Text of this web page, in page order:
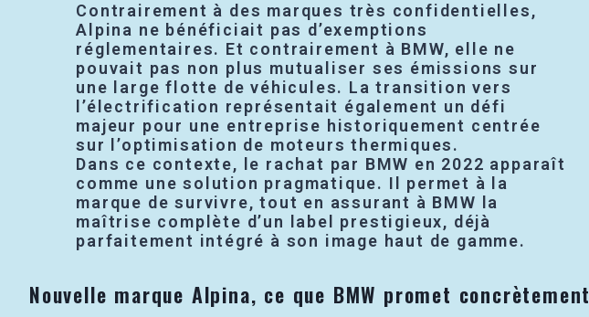
Contrairement à des marques très confidentielles,
Alpina ne bénéficiait pas d’exemptions
réglementaires. Et contrairement à BMW, elle ne
pouvait pas non plus mutualiser ses émissions sur
une large flotte de véhicules. La transition vers
l’électrification représentait également un défi
majeur pour une entreprise historiquement centrée
sur l’optimisation de moteurs thermiques.
Dans ce contexte, le rachat par BMW en 2022 apparaît
comme une solution pragmatique. Il permet à la
marque de survivre, tout en assurant à BMW la
maîtrise complète d’un label prestigieux, déjà
parfaitement intégré à son image haut de gamme.
Nouvelle marque Alpina, ce que BMW promet concrètement